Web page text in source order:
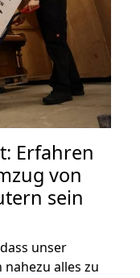
Erfahren
von
sein
unser
alles zu